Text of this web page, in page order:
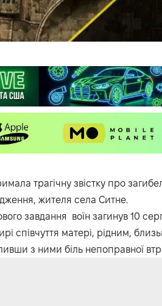
трагічну звістку про
жителя села Ситне.
завдання воїн загинув 10
співчуття матері, рідним,
з ними біль непоправної